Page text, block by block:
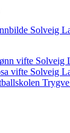
Solveig
Solveig
Solveig